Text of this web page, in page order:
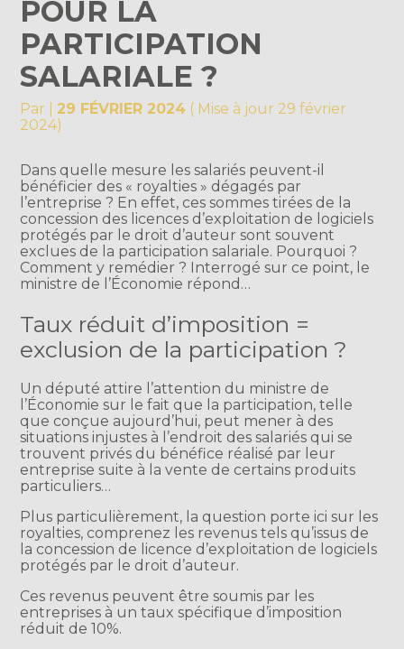
POUR LA
PARTICIPATION
SALARIALE ?
Par 29 FÉVRIER 2024 ( Mise à jour 29 février
2024)
Dans quelle mesure les salariés peuvent-il
bénéficier des « royalties » dégagés par
l’entreprise ? En effet, ces sommes tirées de la
concession des licences d’exploitation de logiciels
protégés par le droit d’auteur sont souvent
exclues de la participation salariale. Pourquoi ?
Comment y remédier ? Interrogé sur ce point, le
ministre de l’Économie répond…
Taux réduit d’imposition =
exclusion de la participation ?
Un député attire l’attention du ministre de
l’Économie sur le fait que la participation, telle
que conçue aujourd’hui, peut mener à des
situations injustes à l’endroit des salariés qui se
trouvent privés du bénéfice réalisé par leur
entreprise suite à la vente de certains produits
particuliers…
Plus particulièrement, la question porte ici sur les
royalties, comprenez les revenus tels qu’issus de
la concession de licence d’exploitation de logiciels
protégés par le droit d’auteur.
Ces revenus peuvent être soumis par les
entreprises à un taux spécifique d’imposition
réduit de 10%.